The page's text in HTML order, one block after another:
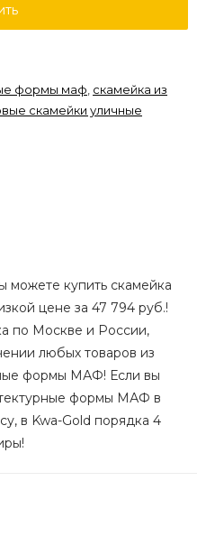
формы маф скамейка из
скамейки уличные
можете купить скамейка
цене за 47 794 руб.!
по Москве и России,
любых товаров из
формы МАФ! Если вы
формы МАФ в
в Kwa-Gold порядка 4